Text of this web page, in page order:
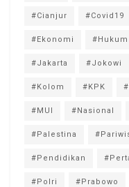
#Cianjur #Covid19
#Ekonomi #Hukum
#Jakarta #Jokowi
#Kolom #KPK
#MUI #Nasional
#Palestina
#Pendidikan
#Polri #Prabowo